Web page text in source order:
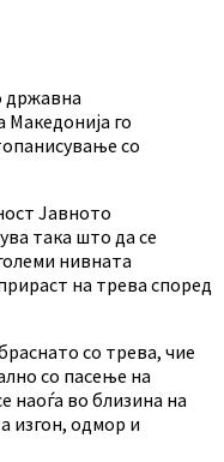
државна
Македонија го
со
Јавното
така што да се
нивната
на трева според
со трева, чие
со пасење на
наоѓа во близина на
изгон, одмор и